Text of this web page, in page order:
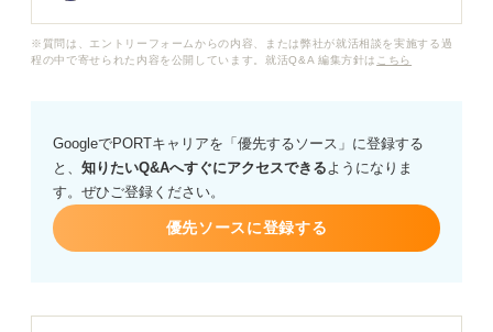
また、失敗を防ぐために今からできる対策などがあれ
ば、ぜひアドバイスをお願いします。
※質問は、エントリーフォームからの内容、または弊社が就活相談を実施する過
程の中で寄せられた内容を公開しています。就活Q&A 編集方針は こちら
GoogleでPORTキャリアを「優先するソース」に登録する
と、 知りたいQ&Aへすぐにアクセスできるようになりま
す。ぜひご登録ください。
優先ソースに登録する